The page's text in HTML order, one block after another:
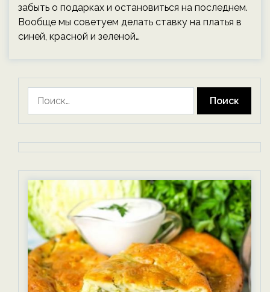
забыть о подарках и остановиться на последнем.
Вообще мы советуем делать ставку на платья в
синей, красной и зеленой…